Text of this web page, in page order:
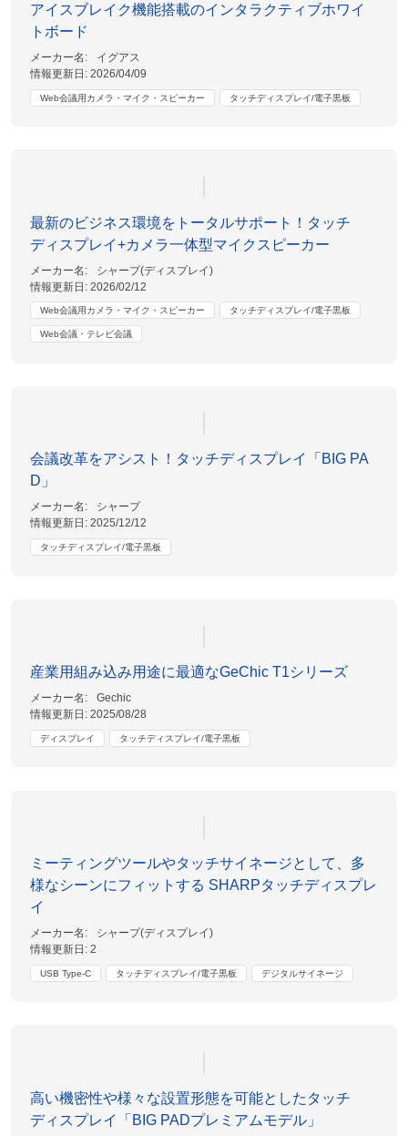
アイスブレイク機能搭載のインタラクティブホワイ
トボード
メーカー名:
イグアス
情報更新日:2026/04/09
Web会議用カメラ・マイク・スピーカー タッチディスプレイ/電子黒板
最新のビジネス環境をトータルサポート！タッチ
ディスプレイ+カメラ一体型マイクスピーカー
メーカー名:
シャープ(ディスプレイ)
情報更新日:2026/02/12
Web会議用カメラ・マイク・スピーカー タッチディスプレイ/電子黒板
Web会議・テレビ会議
会議改革をアシスト！タッチディスプレイ「BIG PA
D」
メーカー名:
シャープ
情報更新日:2025/12/12
タッチディスプレイ/電子黒板
産業用組み込み用途に最適なGeChic T1シリーズ
メーカー名:
Gechic
情報更新日:2025/08/28
ディスプレイ タッチディスプレイ/電子黒板
ミーティングツールやタッチサイネージとして、多
様なシーンにフィットする SHARPタッチディスプレ
イ
メーカー名:
シャープ(ディスプレイ)
情報更新日:2
USB Type-C タッチディスプレイ/電子黒板 デジタルサイネージ
高い機密性や様々な設置形態を可能としたタッチ
ディスプレイ「BIG PADプレミアムモデル」